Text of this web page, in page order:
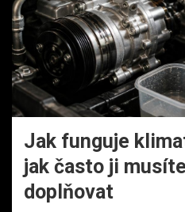
Jak funguje
jak často ji
doplňovat